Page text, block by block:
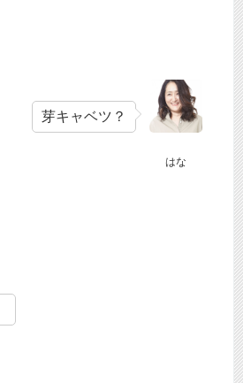
はな
芽キャベツ？